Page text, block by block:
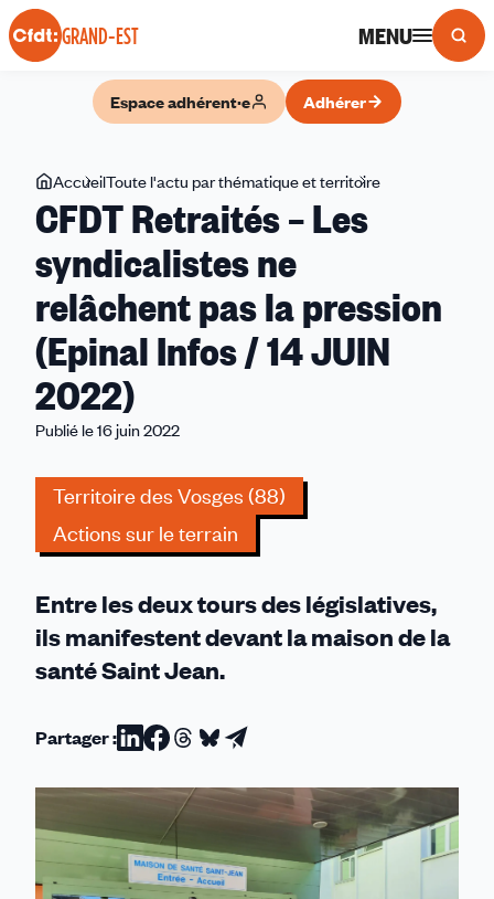
Panneau de gestion des cookies
GRAND-EST MENU
Espace adhérent·e Adhérer
Vous
êtes
ici
AccueilToute l'actu par thématique et territoire
syndicalistes
ne
relâchent
2022)
CFDT Retraités – Les
syndicalistes ne
relâchent pas la pression
(Epinal Infos / 14 JUIN
2022)
Publié le 16 juin 2022
Territoire des Vosges (88)
Actions sur le terrain
Entre les deux tours des législatives,
ils manifestent devant la maison de la
santé Saint Jean.
Partager :Partager
sur
Linkedin
Partager
sur
Facebook
Partager
sur
Threads
Partager
sur
Bluesky
Partager
par
email